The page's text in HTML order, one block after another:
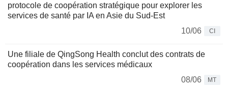
protocole de coopération stratégique pour explorer les
services de santé par IA en Asie du Sud-Est
10/06
CI
Une filiale de QingSong Health conclut des contrats de
coopération dans les services médicaux
08/06
MT